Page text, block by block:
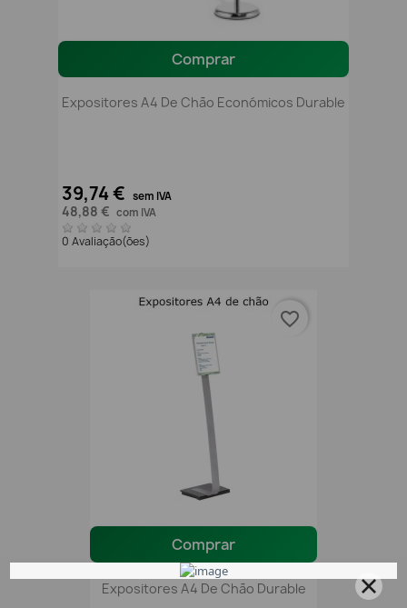
Comprar
Expositores A4 De Chão Económicos Durable
39,74 € sem IVA
48,88 € com IVA
0 Avaliação(ões)
Comprar
Expositores A4 De Chão Durable
favorite_border